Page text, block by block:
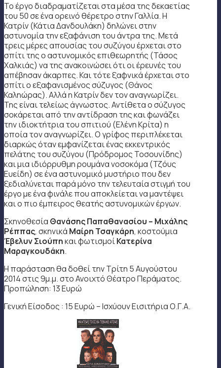
Το έργο διαδραματίζεται στα μέσα της δεκαετίας
του 50 σε ένα ορεινό θέρετρο στην Γαλλία. H
Κατρίν (Κάτια Δανδουλάκη) δηλώνει στην
αστυνομία την εξαφάνιση του άντρα της. Μετά
τρεις μέρες απουσίας του συζύγου έρχεται στο
σπίτι της ο αστυνομικός επιθεωρητής (Τάσος
Χαλκιάς) να της ανακοινώσει ότι οι έρευνές του
απέβησαν άκαρπες. Και τότε ξαφνικά έρχεται στο
σπίτι ο εξαφανισμένος σύζυγος (Θάνος
Καληώρας). Αλλά η Κατρίν δεν τον αναγνωρίζει.
Της είναι τελείως άγνωστος. Αντίθετα ο σύζυγος
σοκάρεται από την αντίδραση της και φωνάζει
την ιδιοκτήτρια του σπιτιού (Ελένη Κρίτα) η
οποία τον αναγνωρίζει. Ο γρίφος περιπλέκεται
διαρκώς όταν εμφανίζεται ένας εκκεντρικός
πελάτης του συζύγου (Πρόδρομος Τοσουνίδης)
και μια ιδιόρρυθμη ρουμάνα νοσοκόμα (Τζόυς
Ευείδη) σε ένα αστυνομικό μυστήριο που δεν
ξεδιαλύνεται παρά μόνο την τελευταία στιγμή του
έργο με ένα φινάλε που αποκλείεται να μαντέψει
και ο πιο έμπειρος θεατής αστυνομικών έργων.
Σκηνοθεσία Θανάσης Παπαθανασίου – Μιχάλης
Ρέππας, σκηνικά Μαίρη Τσαγκάρη, κοστούμια
Έβελυν Σιούπηκαι φωτισμοίΚατερίνα
Μαραγκουδάκη.
Η παράσταση θα δοθεί την Τρίτη 5 Αυγούστου
2014 στις 9μ.μ. στο Ανοιχτό Θέατρο Περάματος.
Προπώληση: 13 Ευρώ
Γενική Είσοδος : 15 Ευρώ – Ισχύουν Εισιτήρια Ο.Γ.Α.